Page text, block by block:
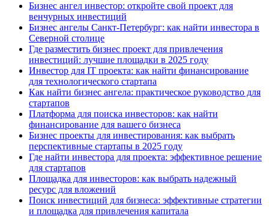
Бизнес ангел инвестор: откройте свой проект для
венчурных инвестиций
Бизнес ангелы Санкт-Петербург: как найти инвестора в
Северной столице
Где разместить бизнес проект для привлечения
инвестиций: лучшие площадки в 2025 году
Инвестор для IT проекта: как найти финансирование
для технологического стартапа
Как найти бизнес ангела: практическое руководство для
стартапов
Платформа для поиска инвесторов: как найти
финансирование для вашего бизнеса
Бизнес проекты для инвестирования: как выбрать
перспективные стартапы в 2025 году
Где найти инвестора для проекта: эффективное решение
для стартапов
Площадка для инвесторов: как выбрать надежный
ресурс для вложений
Поиск инвестиций для бизнеса: эффективные стратегии
и площадка для привлечения капитала